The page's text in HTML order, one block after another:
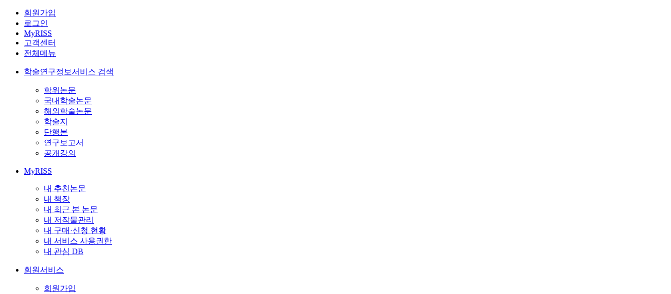
회원가입
로그인
MyRISS
고객센터
전체메뉴
학술연구정보서비스 검색
학위논문
국내학술논문
해외학술논문
학술지
단행본
연구보고서
공개강의
MyRISS
내 추천논문
내 책장
내 최근 본 논문
내 저작물관리
내 구매·신청 현황
내 서비스 사용권한
내 관심 DB
회원서비스
회원가입